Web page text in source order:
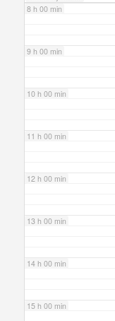
8 h 00 min
9 h 00 min
10 h 00 min
11 h 00 min
12 h 00 min
13 h 00 min
14 h 00 min
15 h 00 min